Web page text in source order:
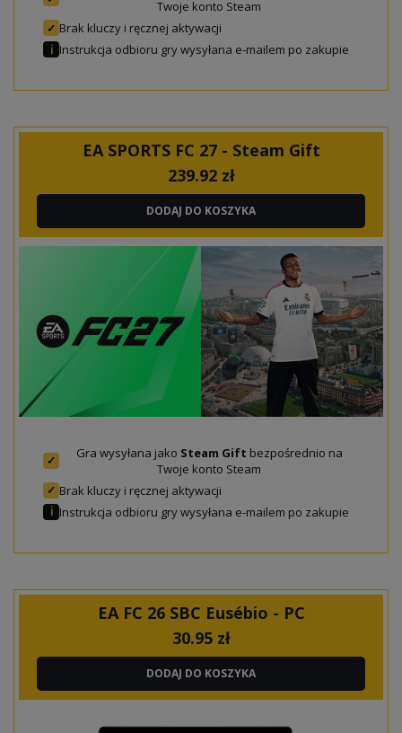
Twoje konto Steam
✓ Brak kluczy i ręcznej aktywacji
ℹ Instrukcja odbioru gry wysyłana e-mailem po zakupie
EA SPORTS FC 27 - Steam Gift
239.92zł
DODAJ DO KOSZYKA
✓ Gra wysyłana jako Steam Gift bezpośrednio na
Twoje konto Steam
✓ Brak kluczy i ręcznej aktywacji
ℹ Instrukcja odbioru gry wysyłana e-mailem po zakupie
EA FC 26 SBC Eusébio - PC
30.95zł
DODAJ DO KOSZYKA